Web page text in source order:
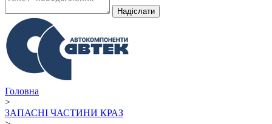
Надiслати
Головна
>
ЗАПАСНІ ЧАСТИНИ КРАЗ